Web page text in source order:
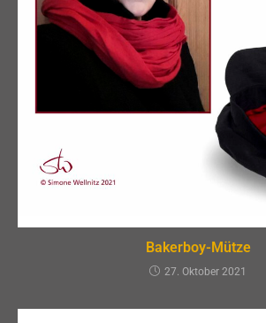
Bakerboy-Mütze
27. Oktober 2021